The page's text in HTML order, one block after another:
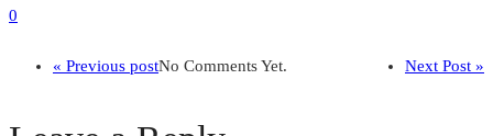
0
« Previous post Next Post »
No Comments Yet.